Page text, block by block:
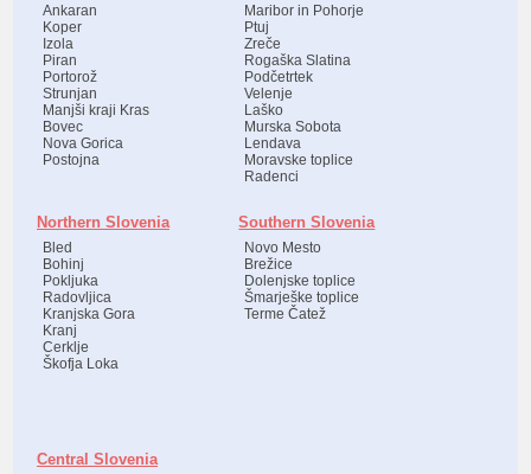
Ankaran
Koper
Izola
Piran
Portorož
Strunjan
Manjši kraji Kras
Bovec
Nova Gorica
Postojna
Maribor in Pohorje
Ptuj
Zreče
Rogaška Slatina
Podčetrtek
Velenje
Laško
Murska Sobota
Lendava
Moravske toplice
Radenci
Northern Slovenia
Bled
Bohinj
Pokljuka
Radovljica
Kranjska Gora
Kranj
Cerklje
Škofja Loka
Southern Slovenia
Novo Mesto
Brežice
Dolenjske toplice
Šmarješke toplice
Terme Čatež
Central Slovenia